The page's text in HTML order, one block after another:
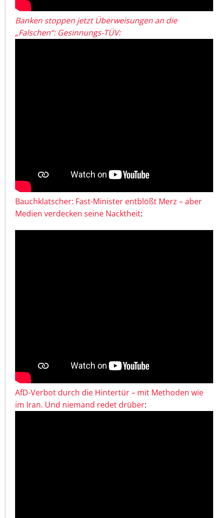
Banken stoppen jetzt Überweisungen an die
„Falschen“: Gesinnungs-TÜV:
Bauchklatscher: Fast-Minister entblößt Merz – aber
Medien verdecken seine Nacktheit:
AfD-Verbot durch die Hintertür – mit Methoden wie
im Iran. Und niemand redet drüber: